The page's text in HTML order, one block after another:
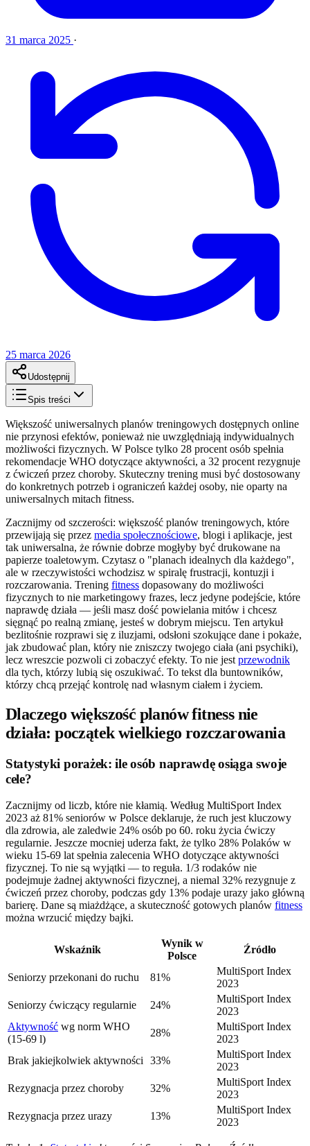
31 marca 2025 ·
25 marca 2026
Udostępnij
Spis treści
Większość uniwersalnych planów treningowych dostępnych online
nie przynosi efektów, ponieważ nie uwzględniają indywidualnych
możliwości fizycznych. W Polsce tylko 28 procent osób spełnia
rekomendacje WHO dotyczące aktywności, a 32 procent rezygnuje
z ćwiczeń przez choroby. Skuteczny trening musi być dostosowany
do konkretnych potrzeb i ograniczeń każdej osoby, nie oparty na
uniwersalnych mitach fitness.
Zacznijmy od szczerości: większość planów treningowych, które
przewijają się przez media społecznościowe, blogi i aplikacje, jest
tak uniwersalna, że równie dobrze mogłyby być drukowane na
papierze toaletowym. Czytasz o "planach idealnych dla każdego",
ale w rzeczywistości wchodzisz w spiralę frustracji, kontuzji i
rozczarowania. Trening fitness dopasowany do możliwości
fizycznych to nie marketingowy frazes, lecz jedyne podejście, które
naprawdę działa — jeśli masz dość powielania mitów i chcesz
sięgnąć po realną zmianę, jesteś w dobrym miejscu. Ten artykuł
bezlitośnie rozprawi się z iluzjami, odsłoni szokujące dane i pokaże,
jak zbudować plan, który nie zniszczy twojego ciała (ani psychiki),
lecz wreszcie pozwoli ci zobaczyć efekty. To nie jest przewodnik
dla tych, którzy lubią się oszukiwać. To tekst dla buntowników,
którzy chcą przejąć kontrolę nad własnym ciałem i życiem.
Dlaczego większość planów fitness nie
działa: początek wielkiego rozczarowania
Statystyki porażek: ile osób naprawdę osiąga swoje
cele?
Zacznijmy od liczb, które nie kłamią. Według MultiSport Index
2023 aż 81% seniorów w Polsce deklaruje, że ruch jest kluczowy
dla zdrowia, ale zaledwie 24% osób po 60. roku życia ćwiczy
regularnie. Jeszcze mocniej uderza fakt, że tylko 28% Polaków w
wieku 15-69 lat spełnia zalecenia WHO dotyczące aktywności
fizycznej. To nie są wyjątki — to reguła. 1/3 rodaków nie
podejmuje żadnej aktywności fizycznej, a niemal 32% rezygnuje z
ćwiczeń przez choroby, podczas gdy 13% podaje urazy jako główną
barierę. Dane są miażdżące, a skuteczność gotowych planów fitness
można wrzucić między bajki.
Wskaźnik
Wynik w
Polsce
Źródło
Seniorzy przekonani do ruchu 81%
MultiSport Index
2023
Seniorzy ćwiczący regularnie
24%
MultiSport Index
2023
Aktywność wg norm WHO
(15-69 l)
28%
MultiSport Index
2023
Brak jakiejkolwiek aktywności
33%
MultiSport Index
2023
Rezygnacja przez choroby
32%
MultiSport Index
2023
Rezygnacja przez urazy
13%
MultiSport Index
2023